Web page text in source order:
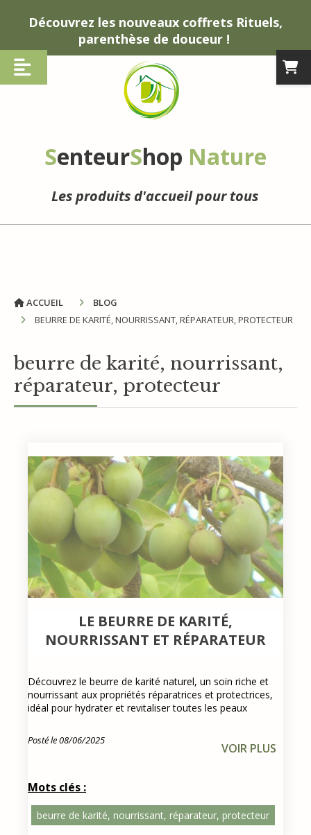
Découvrez les nouveaux coffrets Rituels,
parenthèse de douceur !
SenteurShop Nature
Les produits d'accueil pour tous
ACCUEIL
BLOG
BEURRE DE KARITÉ, NOURRISSANT, RÉPARATEUR, PROTECTEUR
beurre de karité, nourrissant,
réparateur, protecteur
LE BEURRE DE KARITÉ,
NOURRISSANT ET RÉPARATEUR
Découvrez le beurre de karité naturel, un soin riche et
nourrissant aux propriétés réparatrices et protectrices,
idéal pour hydrater et revitaliser toutes les peaux
Posté le 08/06/2025
VOIR PLUS
Mots clés :
beurre de karité, nourrissant, réparateur, protecteur